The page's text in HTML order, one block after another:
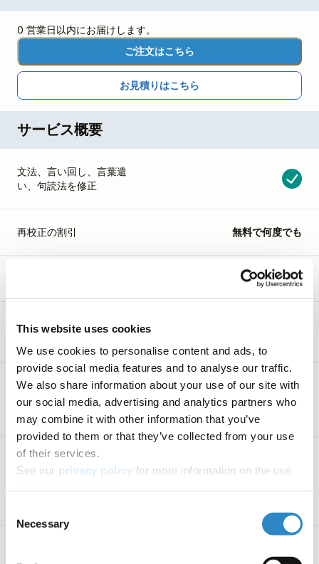
This website uses cookies
We use cookies to personalise content and ads, to
provide social media features and to analyse our traffic.
We also share information about your use of our site with
our social media, advertising and analytics partners who
may combine it with other information that you’ve
provided to them or that they’ve collected from your use
of their services.
See our privacy policy for more information on the use
Selection
Necessary
0 営業日以内にお届けします。
ご注文はこちら
お見積りはこちら
サービス概要
文法、言い回し、言葉遣
い、句読法を修正
再校正の割引 無料で何度でも
論文に関するフォローアッ
当該分野での経験豊富な英
語ネイティブのアカデミッ
クエディターが担当
米国でトレーニングを受け
た専門家による、正確で自
然な英語への高度な英文校